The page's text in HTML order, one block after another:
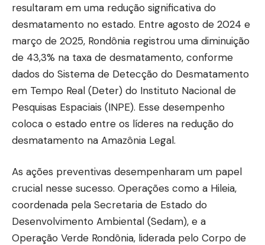
resultaram em uma redução significativa do
desmatamento no estado. Entre agosto de 2024 e
março de 2025, Rondônia registrou uma diminuição
de 43,3% na taxa de desmatamento, conforme
dados do Sistema de Detecção do Desmatamento
em Tempo Real (Deter) do Instituto Nacional de
Pesquisas Espaciais (INPE). Esse desempenho
coloca o estado entre os líderes na redução do
desmatamento na Amazônia Legal.
As ações preventivas desempenharam um papel
crucial nesse sucesso. Operações como a Hileia,
coordenada pela Secretaria de Estado do
Desenvolvimento Ambiental (Sedam), e a
Operação Verde Rondônia, liderada pelo Corpo de